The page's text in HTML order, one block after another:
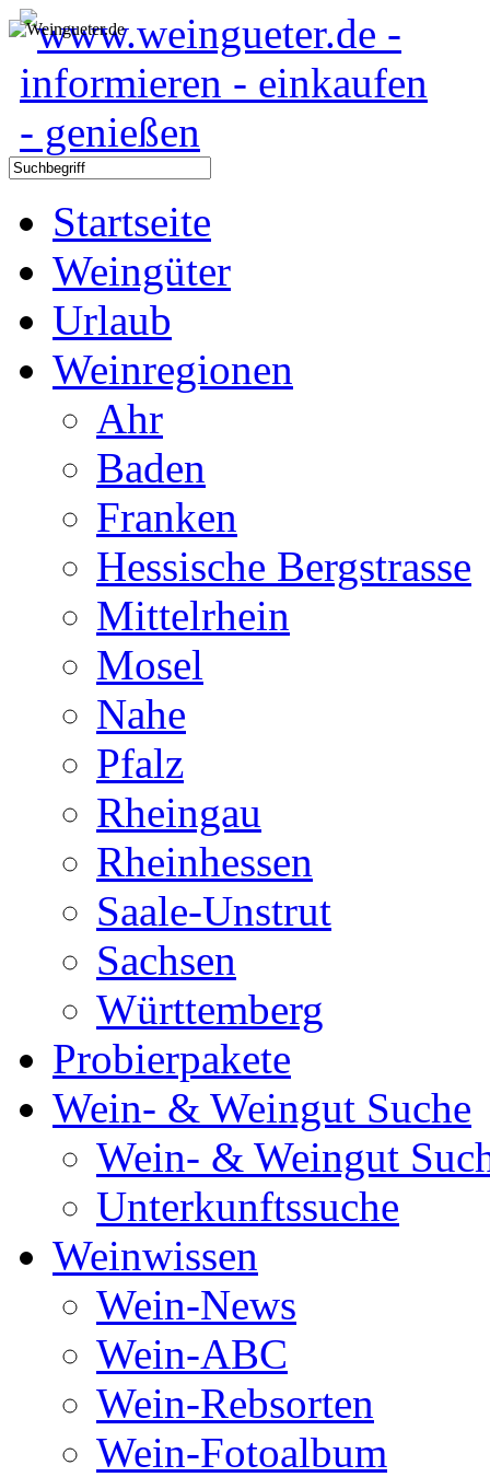
Startseite
Weingüter
Urlaub
Weinregionen
Ahr
Baden
Franken
Hessische Bergstrasse
Mittelrhein
Mosel
Nahe
Pfalz
Rheingau
Rheinhessen
Saale-Unstrut
Sachsen
Württemberg
Probierpakete
Wein- & Weingut Suche
Wein- & Weingut
Unterkunftssuche
Weinwissen
Wein-News
Wein-ABC
Wein-Rebsorten
Wein-Fotoalbum